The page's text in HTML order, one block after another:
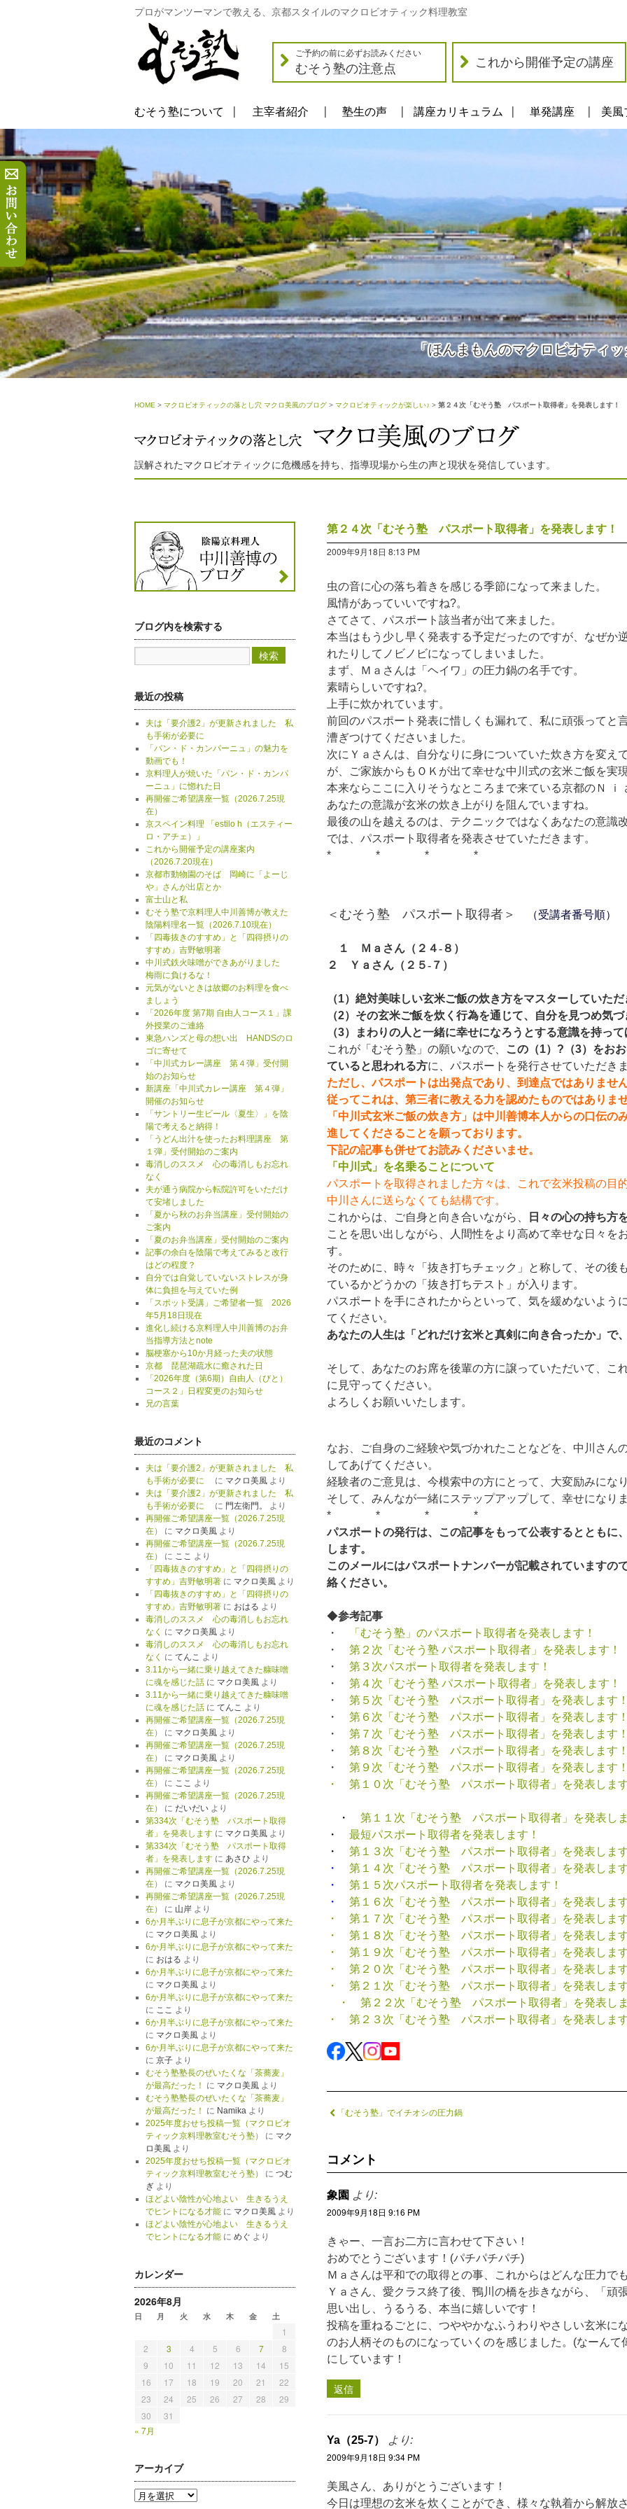
プロがマンツーマンで教える、京都スタイルのマクロビオティック料理教室
ご予約の前に必ずお読みください
むそう塾の注意点 これから開催予定の講座
むそう塾について 主宰者紹介 塾生の声 講座カリキュラム 単発講座 美風
「ほんまもんのマクロビオティ
HOME > マクロビオティックの落とし穴 マクロ美風のブログ > マクロビオティックが楽しい♪ > 第２４次「むそう塾 パスポート取得者」を発表します！
誤解されたマクロビオティックに危機感を持ち、指導現場から生の声と現状を発信しています。
第２４次「むそう塾 パスポート取得者」を発表します！
2009年9月18日 8:13 PM
虫の音に心の落ち着きを感じる季節になって来ました。
風情があっていいですね?。
さてさて、パスポート該当者が出て来ました。
本当はもう少し早く発表する予定だったのですが、なぜか
れたりしてノビノビになってしまいました。
まず、Ｍａさんは「ヘイワ」の圧力鍋の名手です。
素晴らしいですね?。
上手に炊かれています。
前回のパスポート発表に惜しくも漏れて、私に頑張ってと
漕ぎつけてくださいました。
次にＹａさんは、自分なりに身についていた炊き方を変え
が、ご家族からもＯＫが出て幸せな中川式の玄米ご飯を実
本来ならここに入りそうなところまで来ている京都のＮ ｉ
あなたの意識が玄米の炊き上がりを阻んでいますね。
最後の山を越えるのは、テクニックではなくあなたの意識改
では、パスポート取得者を発表させていただきます。
* * * *
＜むそう塾 パスポート取得者＞ （受講者番号順）
１ Ｍａさん（２４-８）
２ Ｙａさん（２５-７）
（1）絶対美味しい玄米ご飯の炊き方をマスターしていただ
（2）その玄米ご飯を炊く行為を通じて、自分を見つめ気
（3）まわりの人と一緒に幸せになろうとする意識を持って
これが「むそう塾」の願いなので、
この（1）?（3）をお
ていると思われる方に、パスポートを発行させていただきま
ただし、パスポートは出発点であり、到達点ではありません
従ってこれは、第三者に教える力を認めたものではありませ
「中川式玄米ご飯の炊き方」は中川善博本人からの口伝の
進してくださることを願っております。
下記の記事も併せてお読みくださいませ。
「中川式」を名乗ることについて
パスポートを取得されました方々は、これで玄米投稿の目
中川さんに送らなくても結構です。
これからは、ご自身と向き合いながら、
日々の心の持ち方
ことを思い出しながら、人間性をより高めて幸せな日々を
す。
そのために、時々「抜き打ちチェック」と称して、その後
ているかどうかの「抜き打ちテスト」が入ります。
パスポートを手にされたからといって、気を緩めないよう
てください。
あなたの人生は「どれだけ玄米と真剣に向き合ったか」で
そして、あなたのお席を後輩の方に譲っていただいて、こ
に見守ってください。
よろしくお願いいたします。
なお、ご自身のご経験や気づかれたことなどを、中川さん
してあげてください。
経験者のご意見は、今模索中の方にとって、大変励みにな
そして、みんなが一緒にステップアップして、幸せになりま
* * * *
パスポートの発行は、この記事をもって公表するとともに
します。
このメールにはパスポートナンバーが記載されていますの
絡ください。
◆参考記事
・
「むそう塾」のパスポート取得者を発表します！
・ 第２次「むそう塾 パスポート取得者」を発表します！
・ 第３次パスポート取得者を発表します！
・ 第４次「むそう塾 パスポート取得者」を発表します！
・ 第５次「むそう塾 パスポート取得者」を発表します！
・
第６次「むそう塾 パスポート取得者」を発表します！
・
第７次「むそう塾 パスポート取得者」を発表します！
・ 第８次「むそう塾 パスポート取得者」を発表します！
・
第９次「むそう塾 パスポート取得者」を発表します！
・ 第１０次「むそう塾 パスポート取得者」を発表します
・ 第１１次「むそう塾 パスポート取得者」を発表しま
・
最短パスポート取得者を発表します！
・ 第１３次「むそう塾 パスポート取得者」を発表します
・ 第１４次「むそう塾 パスポート取得者」を発表します
・ 第１５次パスポート取得者を発表します！
・ 第１６次「むそう塾 パスポート取得者」を発表します
・ 第１７次「むそう塾 パスポート取得者」を発表します
・ 第１８次「むそう塾 パスポート取得者」を発表します
・ 第１９次「むそう塾 パスポート取得者」を発表します
・ 第２０次「むそう塾 パスポート取得者」を発表します
・ 第２１次「むそう塾 パスポート取得者」を発表します
・ 第２２次「むそう塾 パスポート取得者」を発表しま
・ 第２３次「むそう塾 パスポート取得者」を発表します
「むそう塾」でイチオシの圧力鍋
コメント
象園 より:
2009年9月18日 9:16 PM
きゃー、一言お二方に言わせて下さい！
おめでとうございます！(パチパチパチ)
Ｍａさんは平和での取得との事、これからはどんな圧力で
Ｙａさん、愛クラス終了後、鴨川の橋を歩きながら、「頑
思い出し、うるうる、本当に嬉しいです！
投稿を重ねるごとに、つややかなふうわりやさしい玄米に
のお人柄そのものになっていくのを感じました。(なーんて
にしています！
返信
Ya（25-7）
より:
2009年9月18日 9:34 PM
美風さん、ありがとうございます！
今日は理想の玄米を炊くことができ、様々な執着から解放
ブログ内を検索する
最近の投稿
夫は「要介護2」が更新されました 私
も手術が必要に
「パン・ド・カンパーニュ」の魅力を
動画でも！
京料理人が焼いた「パン・ド・カンパ
ーニュ」に惚れた日
再開催ご希望講座一覧（2026.7.25現
在）
京スペイン料理 「estilo h（エスティー
ロ・アチェ）」
これから開催予定の講座案内
（2026.7.20現在）
京都市動物園のそば 岡崎に「よーじ
や」さんが出店とか
富士山と私
むそう塾で京料理人中川善博が教えた
陰陽料理名一覧（2026.7.10現在）
「四毒抜きのすすめ」と「四得摂りの
すすめ」吉野敏明著
中川式鉄火味噌ができあがりました
梅雨に負けるな！
元気がないときは故郷のお料理を食べ
ましょう
「2026年度 第7期 自由人コース１」課
外授業のご連絡
東急ハンズと母の想い出 HANDSのロ
ゴに寄せて
「中川式カレー講座 第４弾」受付開
始のお知らせ
新講座「中川式カレー講座 第４弾」
開催のお知らせ
「サントリー生ビール〈夏生〉」を陰
陽で考えると納得！
「うどん出汁を使ったお料理講座 第
１弾」受付開始のご案内
毒消しのススメ 心の毒消しもお忘れ
なく
夫が通う病院から転院許可をいただけ
て安堵しました
「夏から秋のお弁当講座」受付開始の
ご案内
「夏のお弁当講座」受付開始のご案内
記事の余白を陰陽で考えてみると改行
はどの程度？
自分では自覚していないストレスが身
体に負担を与えていた例
「スポット受講」ご希望者一覧 2026
年5月18日現在
進化し続ける京料理人中川善博のお弁
当指導方法とnote
脳梗塞から10か月経った夫の状態
京都 琵琶湖疏水に癒された日
「2026年度（第6期）自由人（びと）
コース２」日程変更のお知らせ
兄の言葉
最近のコメント
夫は「要介護2」が更新されました 私
も手術が必要に
に マクロ美風より
夫は「要介護2」が更新されました 私
も手術が必要に
に 門左衛門。
より
再開催ご希望講座一覧（2026.7.25現
在）
に マクロ美風より
再開催ご希望講座一覧（2026.7.25現
在）
に ここ より
「四毒抜きのすすめ」と「四得摂りの
すすめ」吉野敏明著に マクロ美風より
「四毒抜きのすすめ」と「四得摂りの
すすめ」吉野敏明著に おはる より
毒消しのススメ 心の毒消しもお忘れ
なく に マクロ美風より
毒消しのススメ 心の毒消しもお忘れ
なく に てんこ より
3.11から一緒に乗り越えてきた糠味噌
に魂を感じた話に マクロ美風より
3.11から一緒に乗り越えてきた糠味噌
に魂を感じた話に てんこ より
再開催ご希望講座一覧（2026.7.25現
在）
に マクロ美風より
再開催ご希望講座一覧（2026.7.25現
在）
に マクロ美風より
再開催ご希望講座一覧（2026.7.25現
在）
に ここ より
再開催ご希望講座一覧（2026.7.25現
在）
に だいだいより
第334次「むそう塾 パスポート取得
者」を発表しますに マクロ美風より
第334次「むそう塾 パスポート取得
者」を発表しますに あさひ より
再開催ご希望講座一覧（2026.7.25現
在）
に マクロ美風より
再開催ご希望講座一覧（2026.7.25現
在）
に 山岸より
6か月半ぶりに息子が京都にやって来た
に マクロ美風より
6か月半ぶりに息子が京都にやって来た
に おはる より
6か月半ぶりに息子が京都にやって来た
に マクロ美風より
6か月半ぶりに息子が京都にやって来た
に ここ より
6か月半ぶりに息子が京都にやって来た
に マクロ美風より
6か月半ぶりに息子が京都にやって来た
に 京子より
むそう塾塾長のぜいたくな「茶蕎麦」
が最高だった！
に マクロ美風より
むそう塾塾長のぜいたくな「茶蕎麦」
が最高だった！
に Namikaより
2025年度おせち投稿一覧（マクロビオ
ティック京料理教室むそう塾）
に マク
ロ美風より
2025年度おせち投稿一覧（マクロビオ
ティック京料理教室むそう塾）
に つむ
ぎより
ほどよい陰性が心地よい 生きるうえ
でヒントになる才能に マクロ美風より
ほどよい陰性が心地よい 生きるうえ
でヒントになる才能に めぐ より
カレンダー
2026年8月
日 月 火 水 木 金 土
1
2
3 4 5 6 7
8
9
10 11 12 13 14
15
16
17 18 19 20 21
22
23
24 25 26 27 28
29
30
31
« 7月
アーカイブ
ア